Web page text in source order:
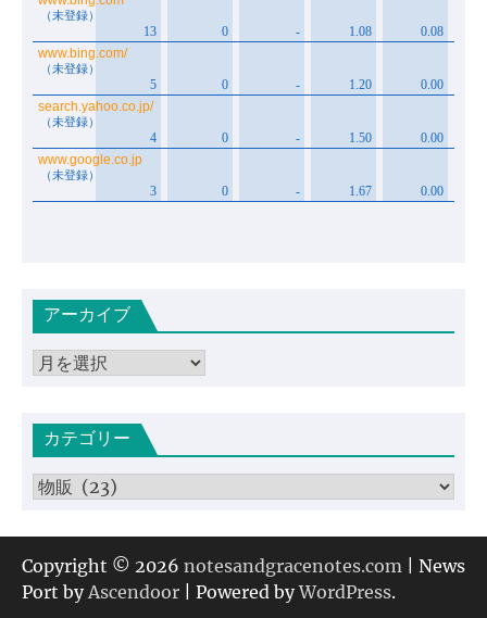
アーカイブ
ア
イカテゴリー
カ
ゴ
リ
ー
Copyright © 2026 notesandgracenotes.com | News
Port by Ascendoor | Powered byWordPress.